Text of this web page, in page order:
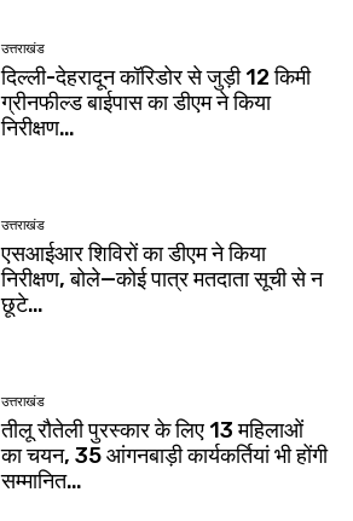
उत्तराखंड
दिल्ली-देहरादून कॉरिडोर से जुड़ी 12 किमी
ग्रीनफील्ड बाईपास का डीएम ने किया
निरीक्षण…
उत्तराखंड
एसआईआर शिविरों का डीएम ने किया
निरीक्षण, बोले—कोई पात्र मतदाता सूची से न
छूटे…
उत्तराखंड
तीलू रौतेली पुरस्कार के लिए 13 महिलाओं
का चयन, 35 आंगनबाड़ी कार्यकर्तियां भी होंगी
सम्मानित…